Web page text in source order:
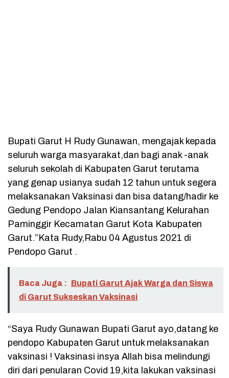
Bupati Garut H Rudy Gunawan, mengajak kepada
seluruh warga masyarakat,dan bagi anak -anak
seluruh sekolah di Kabupaten Garut terutama
yang genap usianya sudah 12 tahun untuk segera
melaksanakan Vaksinasi dan bisa datang/hadir ke
Gedung Pendopo Jalan Kiansantang Kelurahan
Paminggir Kecamatan Garut Kota Kabupaten
Garut.”Kata Rudy,Rabu 04 Agustus 2021 di
Pendopo Garut .
Baca Juga : Bupati Garut Ajak Warga dan Siswa
di Garut Sukseskan Vaksinasi
“Saya Rudy Gunawan Bupati Garut ayo,datang ke
pendopo Kabupaten Garut untuk melaksanakan
vaksinasi ! Vaksinasi insya Allah bisa melindungi
diri dari penularan Covid 19,kita lakukan vaksinasi